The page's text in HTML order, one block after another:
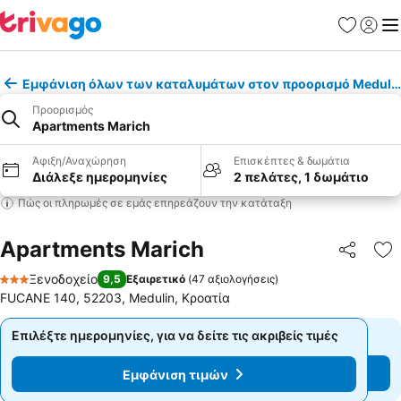
Εμφάνιση όλων των καταλυμάτων στον προορισμό
Προορισμός
Apartments Marich
Άφιξη/Αναχώρηση
Διάλεξε ημερομηνίες
Επισκέπτες & δωμάτια
2 πελάτες, 1 δωμάτιο
Πώς οι πληρωμές σε εμάς επηρεάζουν την κατάταξη
Apartments Marich
3 Αστέρια
Ξενοδοχείο 9,5 Εξαιρετικό (47 αξιολογήσεις)
FUCANE 140, 52203, Medulin, Κροατία
Επιλέξτε ημερομηνίες, για να δείτε τις ακριβείς τιμές
Εμφάνιση τιμών
Επιλέξτε ημερομηνίες, για να δείτε τις ακριβείς τιμές
Εμφάνιση τιμών